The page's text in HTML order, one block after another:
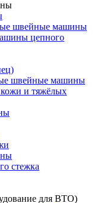
швейные машины
цепного
швейные машины
и тяжёлых
стежка